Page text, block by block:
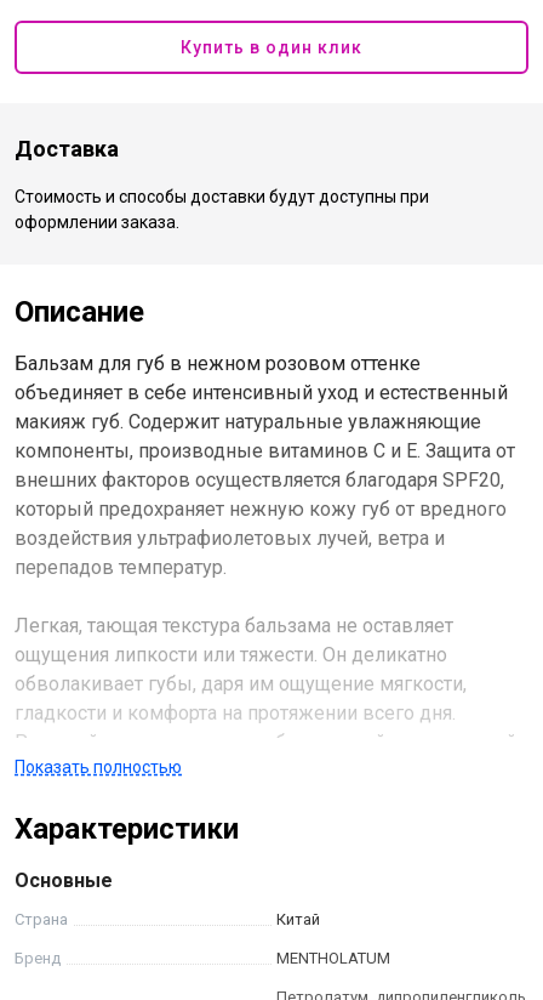
Купить в один клик
Доставка
Стоимость и способы доставки будут доступны при
оформлении заказа.
Описание
Бальзам для губ в нежном розовом оттенке
объединяет в себе интенсивный уход и естественный
макияж губ. Содержит натуральные увлажняющие
компоненты, производные витаминов С и Е. Защита от
внешних факторов осуществляется благодаря SPF20,
который предохраняет нежную кожу губ от вредного
воздействия ультрафиолетовых лучей, ветра и
перепадов температур.
Легкая, тающая текстура бальзама не оставляет
ощущения липкости или тяжести. Он деликатно
обволакивает губы, даря им ощущение мягкости,
гладкости и комфорта на протяжении всего дня.
Розовый оттенок придает губам свежий, отдохнувший
вид, подчеркивая их естественную красоту и делая их
предотвратить сухость, шелушение и появление
трещин, поддерживая оптимальный уровень
витамины С и Е, способствуют регенерации кожи,
Показать полностью
Характеристики
Основные
Страна Китай
Бренд MENTHOLATUM